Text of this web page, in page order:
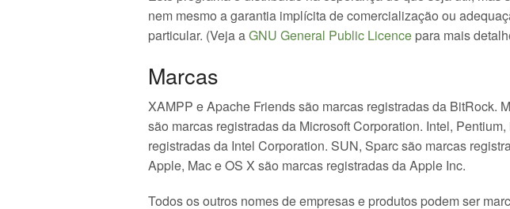
nem mesmo a garantia implícita de comercialização ou
particular. (Veja aGNU General Public Licence para mais
Marcas
XAMPP e Apache Friends são marcas registradas da BitRock.
são marcas registradas da Microsoft Corporation. Intel,
registradas da Intel Corporation. SUN, Sparc são marcas
Apple, Mac e OS X são marcas registradas da Apple Inc.
Todos os outros nomes de empresas e produtos podem ser